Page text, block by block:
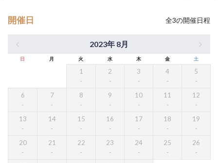
開催日 全3の開催日程
2023年 8月
日 月 火 水 木 金 土
1 2 3 4 5
6 7 8 9 10 11 12
13 14 15 16 17 18 19
20 21 22 23 24 25 26